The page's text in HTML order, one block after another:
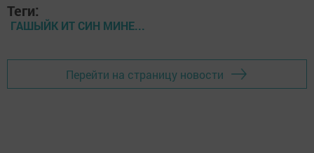
Теги:
ГАШЫЙК ИТ СИН МИНЕ...
Перейти на страницу новости